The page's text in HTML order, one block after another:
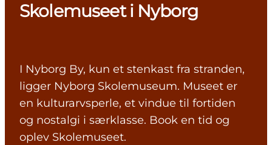
Skolemuseet i Nyborg
I Nyborg By, kun et stenkast fra stranden,
ligger Nyborg Skolemuseum. Museet er
en kulturarvsperle, et vindue til fortiden
og nostalgi i særklasse. Book en tid og
oplev Skolemuseet.